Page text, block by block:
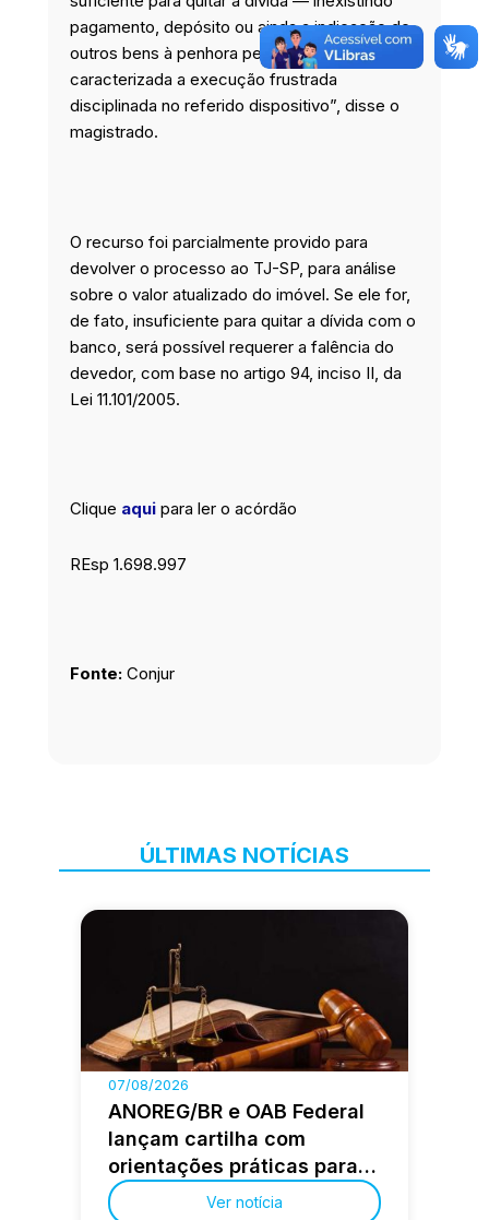
pagamento, depósito ou ainda a indicação de
outros bens à penhora pelo devedor —, estará
caracterizada a execução frustrada
disciplinada no referido dispositivo”, disse o
magistrado.
O recurso foi parcialmente provido para
devolver o processo ao TJ-SP, para análise
sobre o valor atualizado do imóvel. Se ele for,
de fato, insuficiente para quitar a dívida com o
banco, será possível requerer a falência do
devedor, com base no artigo 94, inciso II, da
Lei 11.101/2005.
Clique aqui para ler o acórdão
REsp 1.698.997
Fonte: Conjur
ÚLTIMAS NOTÍCIAS
07/08/2026
ANOREG/BR e OAB Federal
lançam cartilha com
orientações práticas para a
advocacia extrajudicial
Ver notícia